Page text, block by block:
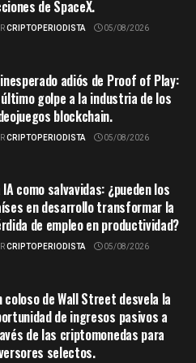
de SpaceX.
CRIPTOPERIODISTA 05/08/2026
adiós de Proof of Play:
golpe a la industria de los
blockchain.
CRIPTOPERIODISTA 05/08/2026
IA como salvavidas: ¿pueden los
en desarrollo transformar la
de empleo en productividad?
CRIPTOPERIODISTA 05/08/2026
coloso de Wall Street desvela la
de ingresos pasivos a
de las criptomonedas para
selectos.